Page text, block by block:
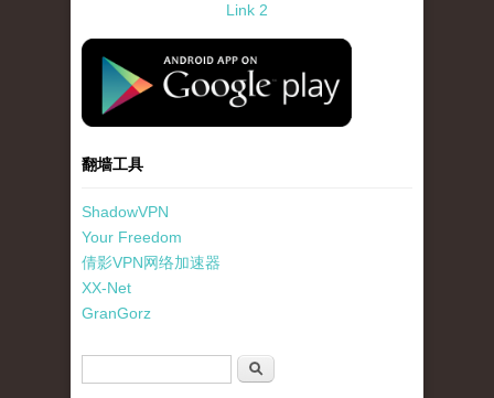
Link 2
standard-icon-googleplay-app-store.png
翻墙工具
ShadowVPN
Your Freedom
倩影VPN网络加速器
XX-Net
GranGorz
搜索